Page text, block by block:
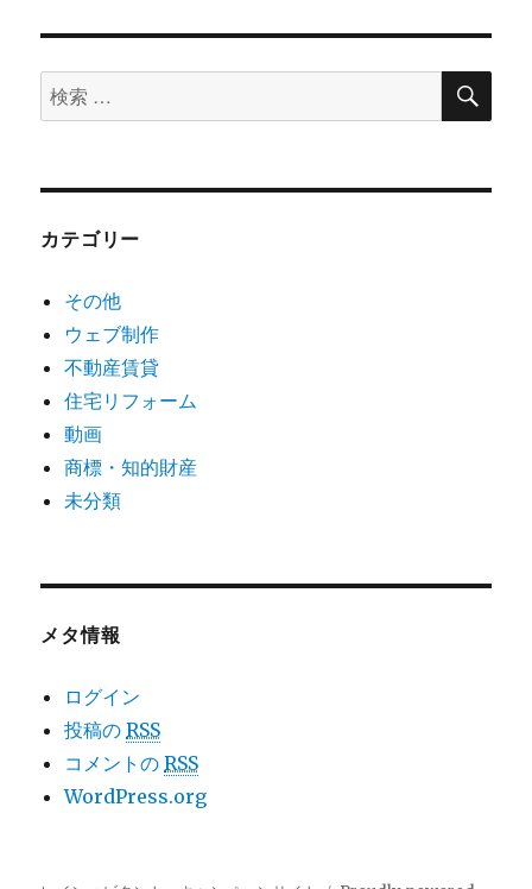
検
索
象:
検
カテゴリー
その他
ウェブ制作
不動産賃貸
住宅リフォーム
動画
商標・知的財産
未分類
メタ情報
ログイン
投稿のRSS
コメントのRSS
WordPress.org